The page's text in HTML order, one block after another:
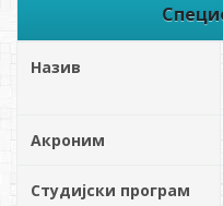
Назив
Акроним
Студијски програм